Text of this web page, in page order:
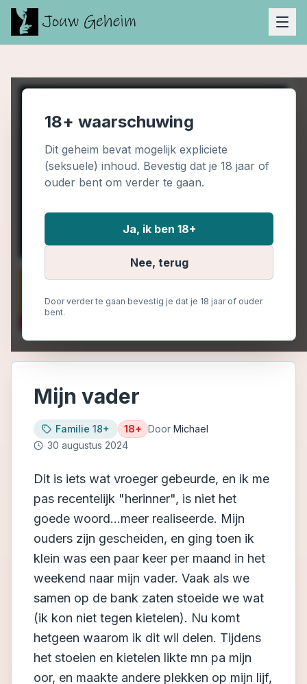
18+ waarschuwing
Dit geheim bevat mogelijk expliciete
(seksuele) inhoud. Bevestig dat je 18 jaar of
ouder bent om verder te gaan.
Ja, ik ben 18+
Nee, terug
Door verder te gaan bevestig je dat je 18 jaar of ouder
bent.
Mijn vader
Familie 18+ 18+ Door Michael
30 augustus 2024
Dit is iets wat vroeger gebeurde, en ik me
pas recentelijk "herinner", is niet het
goede woord...meer realiseerde. Mijn
ouders zijn gescheiden, en ging toen ik
klein was een paar keer per maand in het
weekend naar mijn vader. Vaak als we
samen op de bank zaten stoeide we wat
(ik kon niet tegen kietelen). Nu komt
hetgeen waarom ik dit wil delen. Tijdens
het stoeien en kietelen likte mn pa mijn
oor, en maakte andere plekken op mijn lijf,